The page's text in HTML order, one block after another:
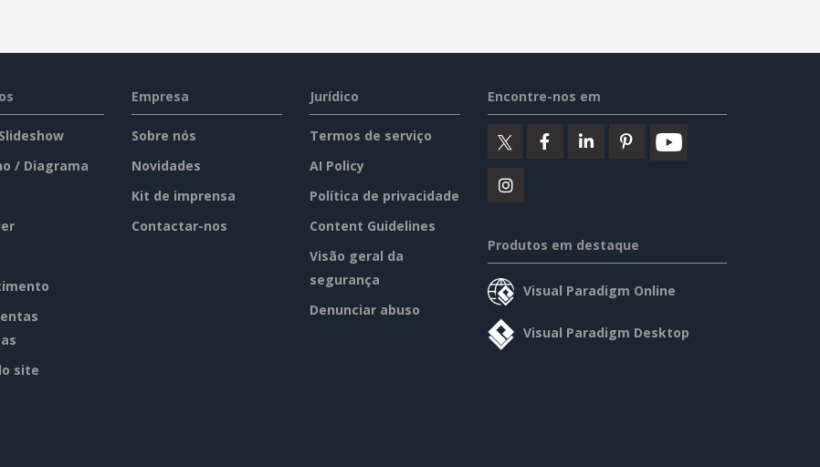
/ Diagrama
site
Empresa
Sobre nós
Novidades
Kit de imprensa
Contactar-nos
Jurídico
Termos de serviço
AI Policy
Política de privacidade
Content Guidelines
Visão geral da
segurança
Denunciar abuso
Encontre-nos em
Produtos em destaque
Visual Paradigm Online
Visual Paradigm Desktop